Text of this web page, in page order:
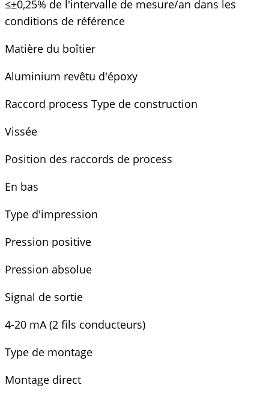
≤±0,25% de l'intervalle de mesure/an dans les
conditions de référence
Matière du boîtier
Aluminium revêtu d'époxy
Raccord process Type de construction
Vissée
Position des raccords de process
En bas
Type d'impression
Pression positive
Pression absolue
Signal de sortie
4-20 mA (2 fils conducteurs)
Type de montage
Montage direct